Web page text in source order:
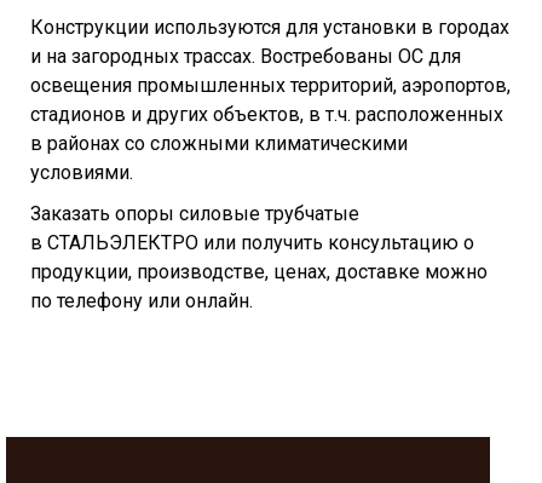
Конструкции используются для установки в городах
и на загородных трассах. Востребованы ОС для
освещения промышленных территорий, аэропортов,
стадионов и других объектов, в т.ч. расположенных
в районах со сложными климатическими
условиями.
Заказать опоры силовые трубчатые
в СТАЛЬЭЛЕКТРО или получить консультацию о
продукции, производстве, ценах, доставке можно
по телефону или онлайн.